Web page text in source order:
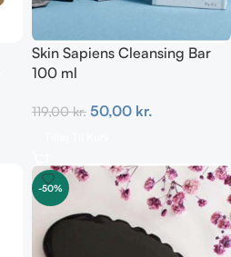
Skin Sapiens Cleansing Bar
100 ml
119,00kr. 50,00 kr.
-50%